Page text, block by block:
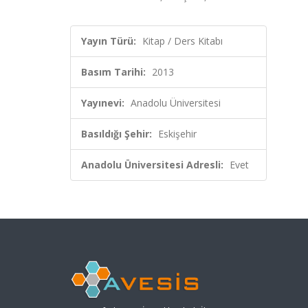
Yayın Türü: Kitap / Ders Kitabı
Basım Tarihi: 2013
Yayınevi: Anadolu Üniversitesi
Basıldığı Şehir: Eskişehir
Anadolu Üniversitesi Adresli: Evet